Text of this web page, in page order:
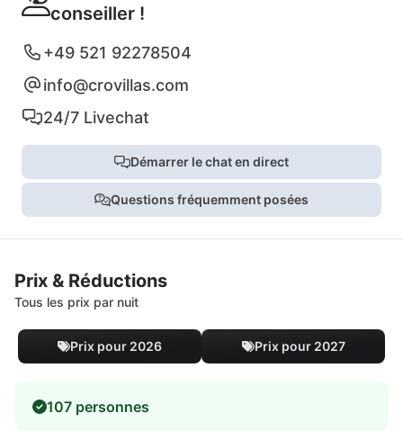
conseiller !
+49 521 92278504
info@crovillas.com
24/7 Livechat
Démarrer le chat en direct
Questions fréquemment posées
Prix & Réductions
Tous les prix par nuit
Prix pour 2026 Prix pour 2027
107 personnes